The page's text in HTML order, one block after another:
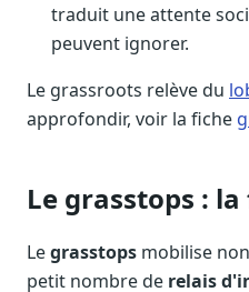
traduit une attente
peuvent ignorer.
Le grassroots relève du
approfondir, voir la fiche
Le grasstops :
Legrasstops mobilise
petit nombre de relais